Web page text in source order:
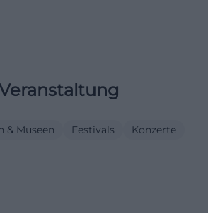
& Museen Festivals Konzerte